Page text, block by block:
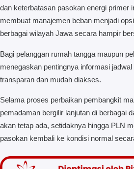
dan keterbatasan pasokan energi primer
membuat manajemen beban menjadi
berbagai wilayah Jawa secara hampir
Bagi pelanggan rumah tangga maupun
menegaskan pentingnya informasi
transparan dan mudah diakses.
Selama proses perbaikan pembangkit
pemadaman bergilir lanjutan di berbagai
akan tetap ada, setidaknya hingga PLN
pasokan kembali ke kondisi normal